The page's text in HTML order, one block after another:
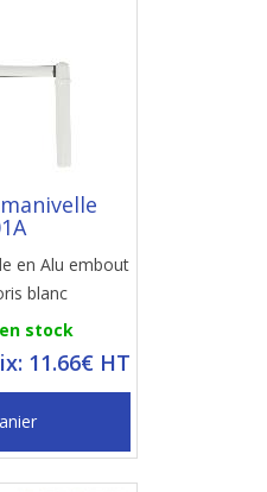
en Alu embout
blanc
stock
11.66€ HT